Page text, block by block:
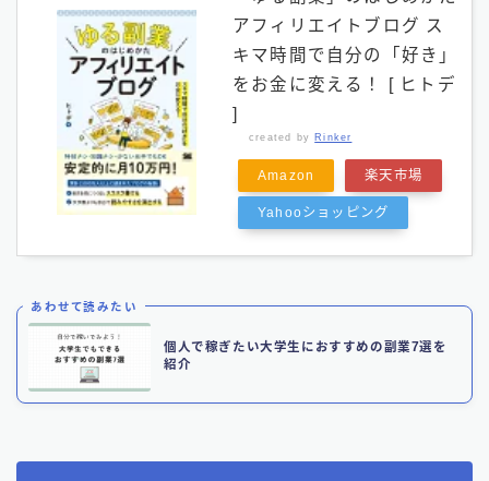
アフィリエイトブログ ス
キマ時間で自分の「好き」
をお金に変える！ [ ヒトデ
]
created by Rinker
Amazon 楽天市場
Yahooショッピング
あわせて読みたい
個人で稼ぎたい大学生におすすめの副業7選を
紹介